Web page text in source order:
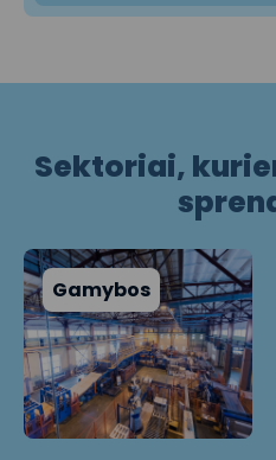
Sektoriai,
Gamybos